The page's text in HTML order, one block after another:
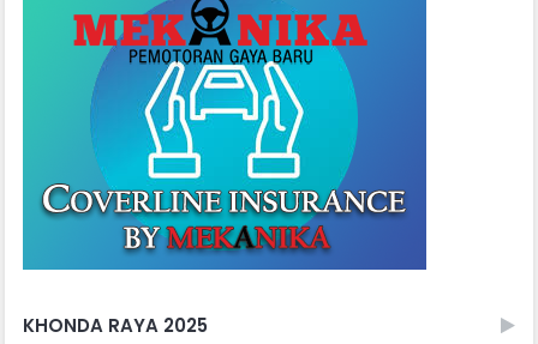
KHONDA RAYA 2025